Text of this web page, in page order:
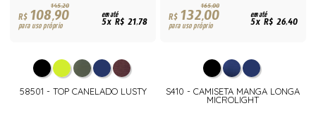
145,20
R$108,90
para uso próprio
em até
5x R$ 21,78
58501 - TOP CANELADO LUSTY
165,00
R$132,00
para uso próprio
em até
5x R$ 26,40
S410 - CAMISETA MANGA LONGA
MICROLIGHT